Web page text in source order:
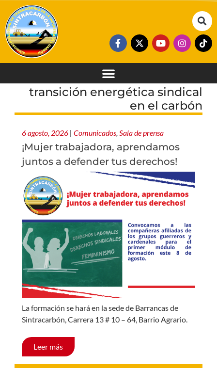
transición energética sindical
en el carbón
6 agosto, 2026 | Comunicados, Sala de prensa
¡Mujer trabajadora, aprendamos
juntos a defender tus derechos!
La formación se hará en la sede de Barrancas de
Sintracarbón, Carrera 13 # 10 – 64, Barrio Agrario.
Leer más